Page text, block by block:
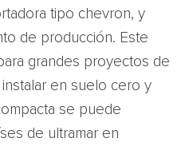
tipo chevron, y
de producción. Este
grandes proyectos de
en suelo cero y
se puede
de ultramar en